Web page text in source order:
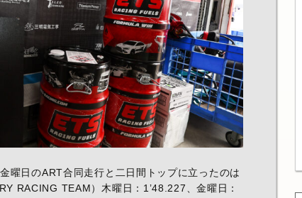
曜日のART合同走行と二日間トップに立ったのは
RACING TEAM）木曜日：1’48.227、金曜日：